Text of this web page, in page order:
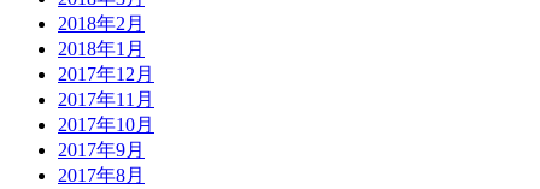
2018年2月
2018年1月
2017年12月
2017年11月
2017年10月
2017年9月
2017年8月